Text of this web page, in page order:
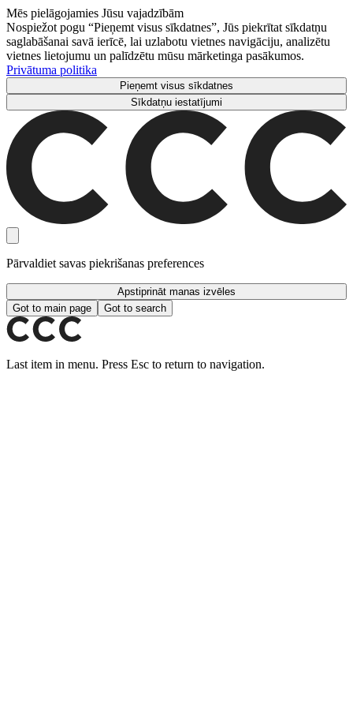
Mēs pielāgojamies Jūsu vajadzībām
Nospiežot pogu “Pieņemt visus sīkdatnes”, Jūs piekrītat sīkdatņu
saglabāšanai savā ierīcē, lai uzlabotu vietnes navigāciju, analizētu
vietnes lietojumu un palīdzētu mūsu mārketinga pasākumos.
Privātuma politika
Pieņemt visus sīkdatnes
Sīkdatņu iestatījumi
Pārvaldiet savas piekrišanas preferences
Apstiprināt manas izvēles
Got to main page
Got to search
Last item in menu. Press Esc to return to navigation.